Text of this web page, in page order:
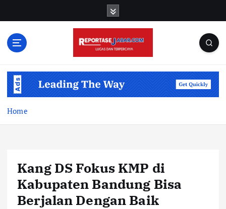
Home
Kang DS Fokus KMP di
Kabupaten Bandung Bisa
Berjalan Dengan Baik